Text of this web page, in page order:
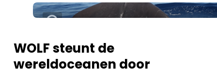
Installatie & Bouw | Platform over
Meest gelezen
Nieuwsbrief
WOLF steunt de
wereldoceanen door